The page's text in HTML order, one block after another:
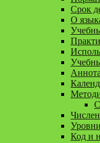
Срок
О
Код и